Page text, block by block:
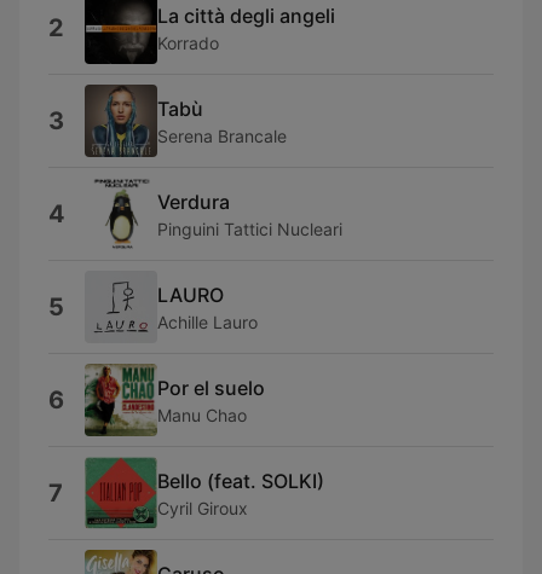
2 La città degli angeli
Korrado
3 Tabù
Serena Brancale
4 Verdura
Pinguini Tattici Nucleari
5 LAURO
Achille Lauro
6 Por el suelo
Manu Chao
7 Bello (feat. SOLKI)
Cyril Giroux